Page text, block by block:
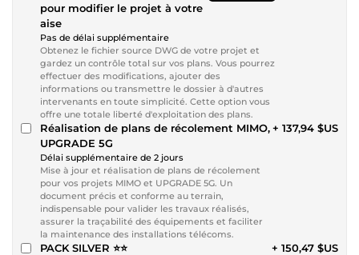
pour modifier le projet à votre
aise
Pas de délai supplémentaire
Obtenez le fichier source DWG de votre projet et
gardez un contrôle total sur vos plans. Vous pourrez
effectuer des modifications, ajouter des
informations ou transmettre le dossier à d'autres
intervenants en toute simplicité. Cette option vous
offre une totale liberté d'exploitation des plans.
Réalisation de plans de récolement MIMO,
UPGRADE 5G
Délai supplémentaire de 2 jours
Mise à jour et réalisation de plans de récolement
pour vos projets MIMO et UPGRADE 5G. Un
document précis et conforme au terrain,
indispensable pour valider les travaux réalisés,
assurer la traçabilité des équipements et faciliter
la maintenance des installations télécoms.
+ 137,94 $US
PACK SILVER ⭐⭐ + 150,47 $US